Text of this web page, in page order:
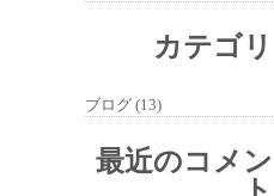
カテゴリ
ブログ (13)
最近のコメン